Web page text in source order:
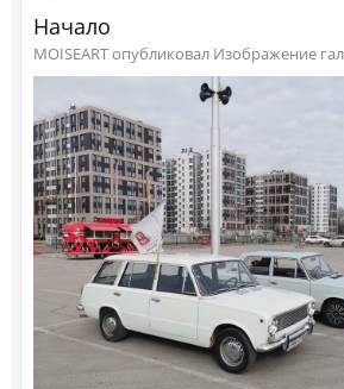
Начало
MOISEART опубликовал Изображение